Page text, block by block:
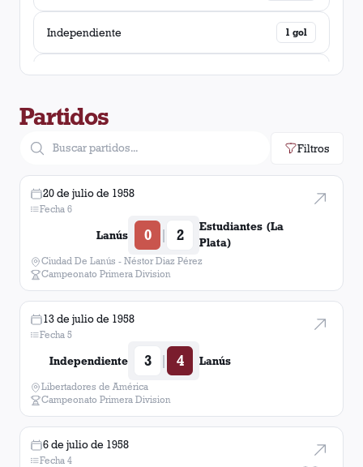
Independiente 1 gol
River Plate 1 gol
Partidos
Filtros
20 de julio de 1958
Fecha 6
Lanús 0 | 2
Estudiantes (La
Plata)
Ciudad De Lanús - Néstor Diaz Pérez
Campeonato Primera Division
13 de julio de 1958
Fecha 5
Independiente 3 | 4 Lanús
Libertadores de América
Campeonato Primera Division
6 de julio de 1958
Fecha 4